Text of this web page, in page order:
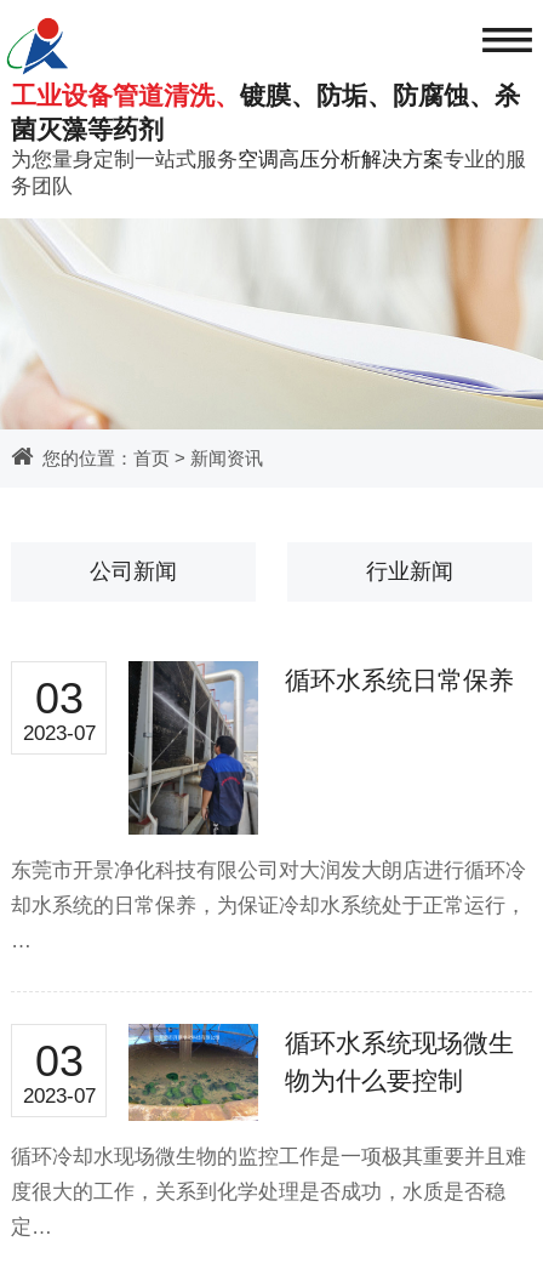
工业设备管道清洗、镀膜、防垢、防腐蚀、杀
菌灭藻等药剂
为您量身定制一站式服务空调高压分析解决方案专业的服
务团队
≡
您的位置： 首页> 新闻资讯
公司新闻 行业新闻
03
2023-07
循环水系统日常保养
东莞市开景净化科技有限公司对大润发大朗店进行循环冷
却水系统的日常保养，为保证冷却水系统处于正常运行，
…
03
2023-07
循环水系统现场微生
物为什么要控制
循环冷却水现场微生物的监控工作是一项极其重要并且难
度很大的工作，关系到化学处理是否成功，水质是否稳
定…